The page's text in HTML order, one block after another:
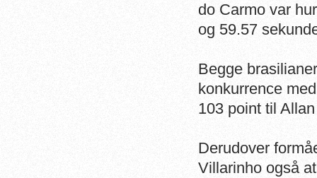
do Carmo var
og 59.57
Begge
konkurrence
103 point til
Derudover
Villarinho også